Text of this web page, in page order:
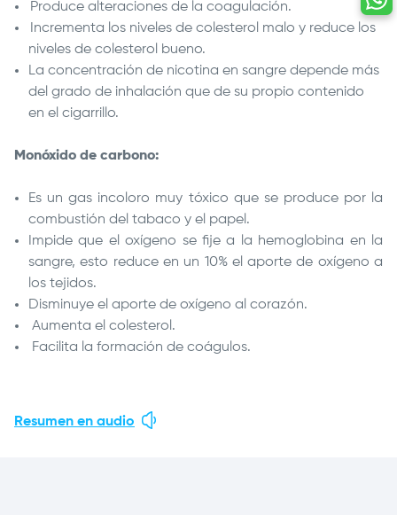
Produce alteraciones de la coagulación.
Incrementa los niveles de colesterol malo y reduce los
niveles de colesterol bueno.
La concentración de nicotina en sangre depende más
del grado de inhalación que de su propio contenido
en el cigarrillo.
Monóxido de carbono:
Es un gas incoloro muy tóxico que se produce por la
combustión del tabaco y el papel.
Impide que el oxígeno se fije a la hemoglobina en la
sangre, esto reduce en un 10% el aporte de oxígeno a
los tejidos.
Disminuye el aporte de oxígeno al corazón.
Aumenta el colesterol.
Facilita la formación de coágulos.
Resumen en audio